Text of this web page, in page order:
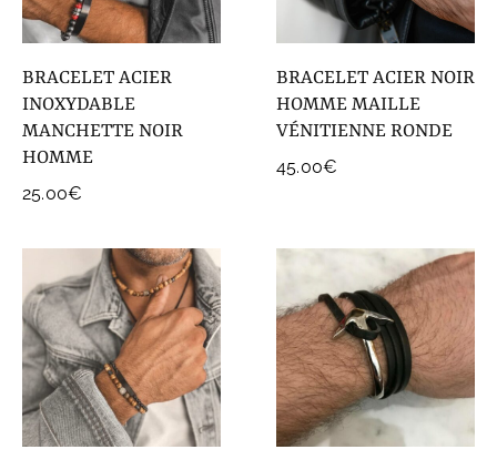
BRACELET ACIER
INOXYDABLE
MANCHETTE NOIR
HOMME
25.00€
BRACELET ACIER NOIR
HOMME MAILLE
VÉNITIENNE RONDE
45.00€